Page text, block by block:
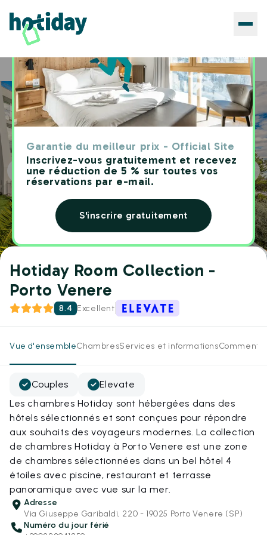
Garantie du meilleur prix - Official Site
Inscrivez-vous gratuitement et recevez
une réduction de 5 % sur toutes vos
réservations par e-mail.
S'inscrire gratuitement
Home Hôtels Hotiday Room Collection - Porto Venere
Hotiday Room Collection -
Porto Venere
8.4 Excellent
Vue d'ensembleChambresServices et informations
Couples
Elevate
Les chambres Hotiday sont hébergées dans des
hôtels sélectionnés et sont conçues pour répondre
aux souhaits des voyageurs modernes. La collection
de chambres Hotiday à Porto Venere est une zone
de chambres sélectionnées dans un bel hôtel 4
étoiles avec piscine, restaurant et terrasse
panoramique avec vue sur la mer.
Adresse
Via Giuseppe Garibaldi, 220 - 19025 Porto Venere (SP)
Numéro du jour férié